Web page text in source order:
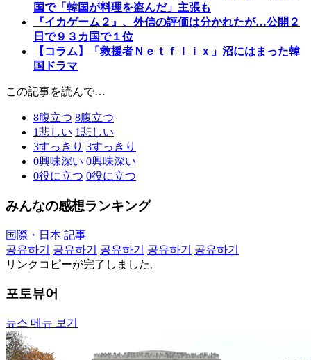
国で「韓国が料理を盗んだ」主張も
『イカゲーム２』、外信の評価は分かれたが…公開２
日で９３カ国で１位
【コラム】「救援者Ｎｅｔｆｌｉｘ」沼にはまった韓
国ドラマ
この記事を読んで…
8腹立つ 8腹立つ
1悲しい 1悲しい
3すっきり 3すっきり
0興味深い 0興味深い
0役に立つ 0役に立つ
みんなの感想ランキング
国際・日本 記事
공유하기
공유하기 공유하기 공유하기
공유하기
リンクコピーが完了しました。
포토뷰어
뉴스 메뉴 보기